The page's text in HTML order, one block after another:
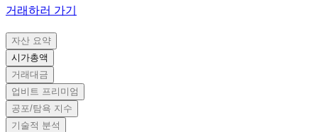
거래하러 가기
자산 요약
시가총액
거래대금
업비트 프리미엄
공포/탐욕 지수
기술적 분석